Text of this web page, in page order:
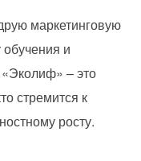
маркетинговую
и
– это
стремится к
росту.